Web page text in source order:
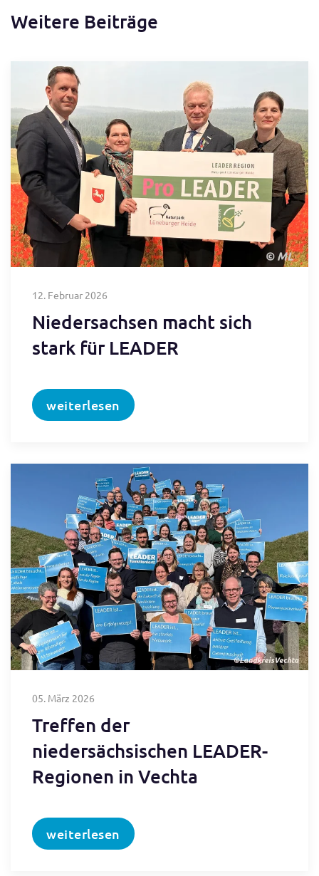
Weitere Beiträge
12. Februar 2026
Niedersachsen macht sich
stark für LEADER
weiterlesen
05. März 2026
Treffen der
niedersächsischen LEADER-
Regionen in Vechta
weiterlesen